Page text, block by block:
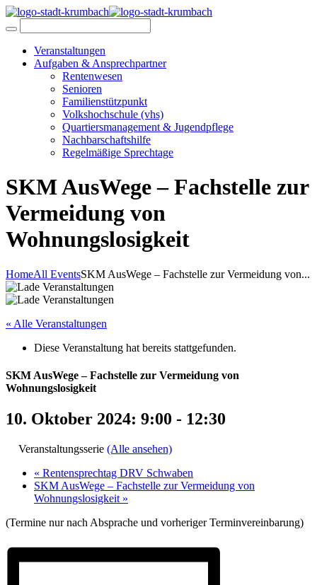
Veranstaltungen
Aufgaben & Ansprechpartner
Rentenwesen
Senioren
Familienstützpunkt
Volkshochschule (vhs)
Quartiersmanagement & Jugendpflege
Nachbarschaftshilfe
Regelmäßige Sprechtage
SKM AusWege – Fachstelle zur
Vermeidung von
Wohnungslosigkeit
HomeAll EventsSKM AusWege – Fachstelle zur Vermeidung von...
« Alle Veranstaltungen
Diese Veranstaltung hat bereits stattgefunden.
SKM AusWege – Fachstelle zur Vermeidung von
Wohnungslosigkeit
10. Oktober 2024: 9:00 - 12:30
Veranstaltungsserie (Alle ansehen)
« Rentensprechtag DRV Schwaben
SKM AusWege – Fachstelle zur Vermeidung von
Wohnungslosigkeit »
(Termine nur nach Absprache und vorheriger Terminvereinbarung)